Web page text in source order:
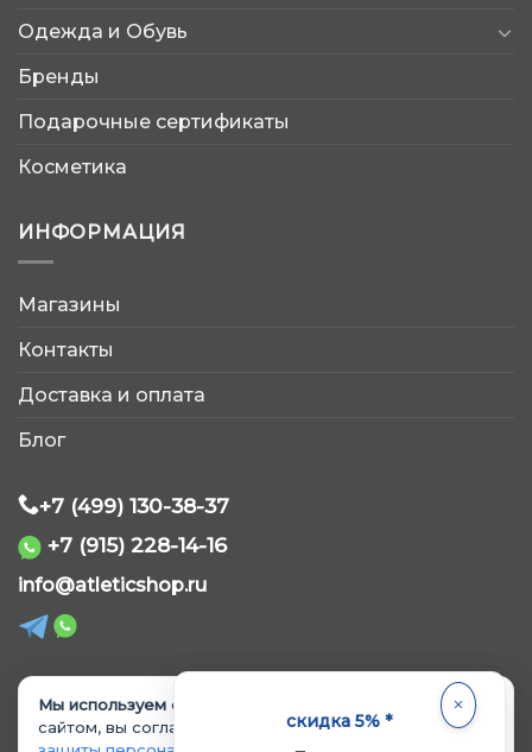
Одежда и Обувь
Бренды
Подарочные сертификаты
Косметика
ИНФОРМАЦИЯ
Магазины
Контакты
Доставка и оплата
Блог
+7 (499) 130-38-37
+7 (915) 228-14-16
info@atleticshop.ru
Мы используем cookie.
Продолжая пользоваться
сайтом, вы соглашаетесь с
Политикой обработки и
© 2026 «AtleticShop». Все права защищены
скидка 5% *